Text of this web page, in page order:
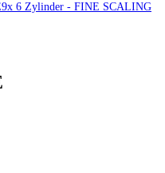
6 Zylinder - FINE SCALING